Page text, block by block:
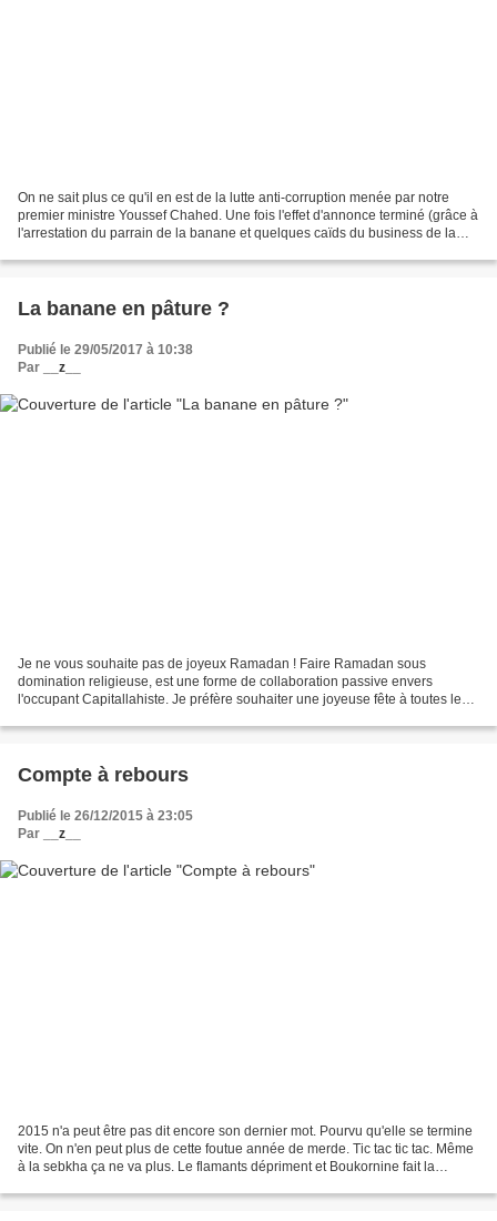
On ne sait plus ce qu'il en est de la lutte anti-corruption menée par notre
premier ministre Youssef Chahed. Une fois l'effet d'annonce terminé (grâce à
l'arrestation du parrain de la banane et quelques caïds du business de la
La banane en pâture ?
Publié le 29/05/2017 à 10:38
Par
__z__
Je ne vous souhaite pas de joyeux Ramadan ! Faire Ramadan sous
domination religieuse, est une forme de collaboration passive envers
l'occupant Capitallahiste. Je préfère souhaiter une joyeuse fête à toutes les
Compte à rebours
Publié le 26/12/2015 à 23:05
Par
__z__
2015 n'a peut être pas dit encore son dernier mot. Pourvu qu'elle se termine
vite. On n'en peut plus de cette foutue année de merde. Tic tac tic tac. Même
à la sebkha ça ne va plus. Le flamants dépriment et Boukornine fait la